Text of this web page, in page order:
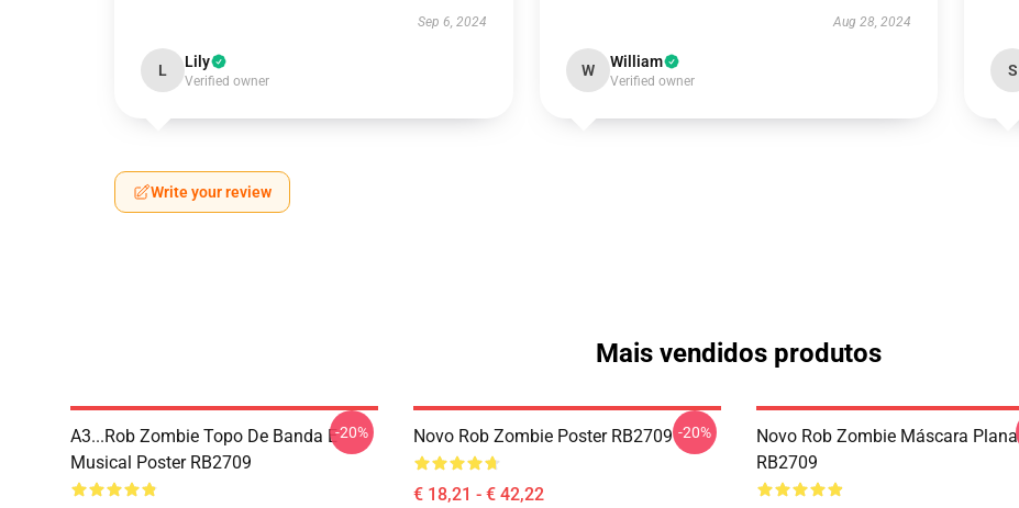
Sep 6, 2024
L Lily
Verified owner
Aug 28, 2024
W William
Verified owner
S
Write your review
Mais vendidos produtos
A3...rob Zombie Topo De Banda E
Musical Poster RB2709
-20% Novo Rob Zombie Poster RB2709
€ 18,21 - € 42,22
-20%
Novo Rob Zombie Máscara Plana
RB2709